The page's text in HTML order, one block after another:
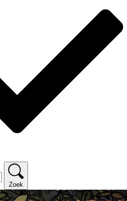
Zoek